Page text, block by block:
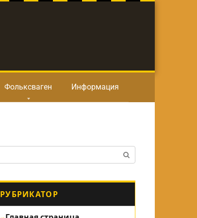
Фольксваген Информация
РУБРИКАТОР